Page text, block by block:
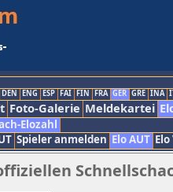
DEN ENG ESP FAI FIN FRA GER GRE INA
Foto-Galerie Meldekartei
Elozahl
Spieler anmelden Elo AUT